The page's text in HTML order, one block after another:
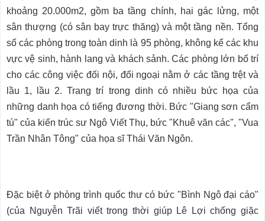
khoảng 20.000m2, gồm ba tầng chính, hai gác lửng, một
sân thượng (có sân bay trực thăng) và một tầng nền. Tổng
số các phòng trong toàn dinh là 95 phòng, không kể các khu
vực vệ sinh, hành lang và khách sảnh. Các phòng lớn bố trí
cho các công việc đối nội, đối ngoại nằm ở các tầng trệt và
lầu 1, lầu 2. Trang trí trong dinh có nhiều bức họa của
những danh họa có tiếng đương thời. Bức "Giang sơn cẩm
tú" của kiến trúc sư Ngô Viết Thụ, bức "Khuê văn các", "Vua
Trần Nhân Tông" của họa sĩ Thái Văn Ngôn.
Đặc biệt ở phòng trình quốc thư có bức "Bình Ngô đại cáo"
(của Nguyễn Trãi viết trong thời giúp Lê Lợi chống giặc